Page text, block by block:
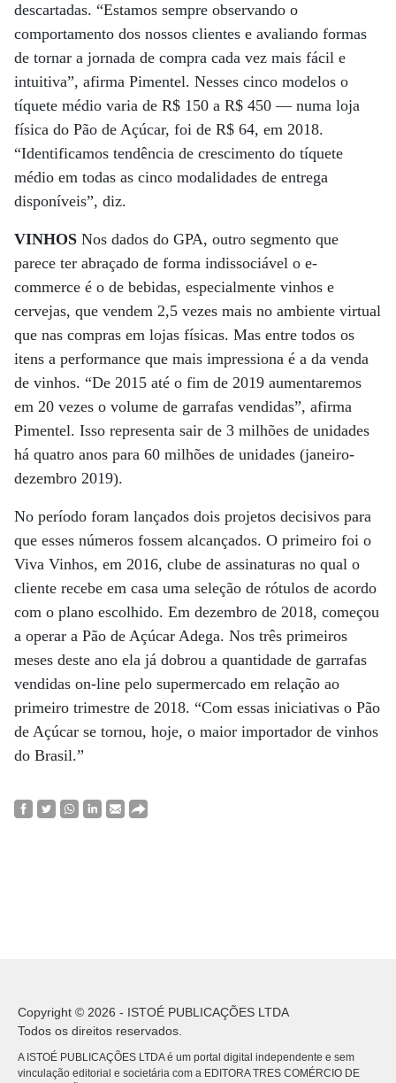
descartadas. “Estamos sempre observando o
comportamento dos nossos clientes e avaliando formas
de tornar a jornada de compra cada vez mais fácil e
intuitiva”, afirma Pimentel. Nesses cinco modelos o
tíquete médio varia de R$ 150 a R$ 450 — numa loja
física do Pão de Açúcar, foi de R$ 64, em 2018.
“Identificamos tendência de crescimento do tíquete
médio em todas as cinco modalidades de entrega
disponíveis”, diz.
VINHOS Nos dados do GPA, outro segmento que
parece ter abraçado de forma indissociável o e-
commerce é o de bebidas, especialmente vinhos e
cervejas, que vendem 2,5 vezes mais no ambiente virtual
que nas compras em lojas físicas. Mas entre todos os
itens a performance que mais impressiona é a da venda
de vinhos. “De 2015 até o fim de 2019 aumentaremos
em 20 vezes o volume de garrafas vendidas”, afirma
Pimentel. Isso representa sair de 3 milhões de unidades
há quatro anos para 60 milhões de unidades (janeiro-
dezembro 2019).
No período foram lançados dois projetos decisivos para
que esses números fossem alcançados. O primeiro foi o
Viva Vinhos, em 2016, clube de assinaturas no qual o
cliente recebe em casa uma seleção de rótulos de acordo
com o plano escolhido. Em dezembro de 2018, começou
a operar a Pão de Açúcar Adega. Nos três primeiros
meses deste ano ela já dobrou a quantidade de garrafas
vendidas on-line pelo supermercado em relação ao
primeiro trimestre de 2018. “Com essas iniciativas o Pão
de Açúcar se tornou, hoje, o maior importador de vinhos
do Brasil.”
Copyright © 2026 - ISTOÉ PUBLICAÇÕES LTDA
Todos os direitos reservados.
A ISTOÉ PUBLICAÇÕES LTDA é um portal digital independente e sem
vinculação editorial e societária com a EDITORA TRES COMÉRCIO DE